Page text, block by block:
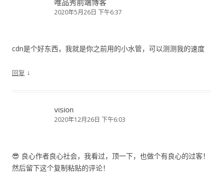
2020年5月26日 下午6:37
cdn是个好东西，我就是你之前用的小水管，可以测测我的速度
回复 ↓
vision
2020年12月26日 下午6:03
😎 良心作者良心社会，我看过，顶一下，也做个有良心的过客！
然后留下这个复制粘贴的评论！